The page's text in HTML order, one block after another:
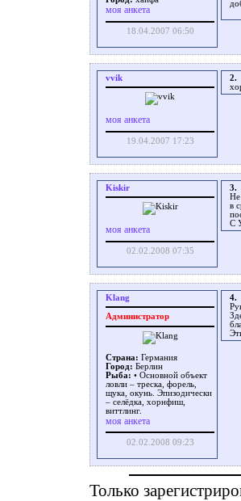
моя анкета
18.04.2007 06:50
vvik
моя анкета
19.04.2007 17:23
2.
Kiskir
моя анкета
02.02.2008 07:35
3.
Не
в
С
Klang
Администратор
Страна: Германия
Город: Берлин
Рыба: • Основной объект
ловли – треска, форель,
щука, окунь. Эпизодически
– селёдка, хорнфиш,
виттлинг.
моя анкета
02.02.2008 09:23
4.
Только